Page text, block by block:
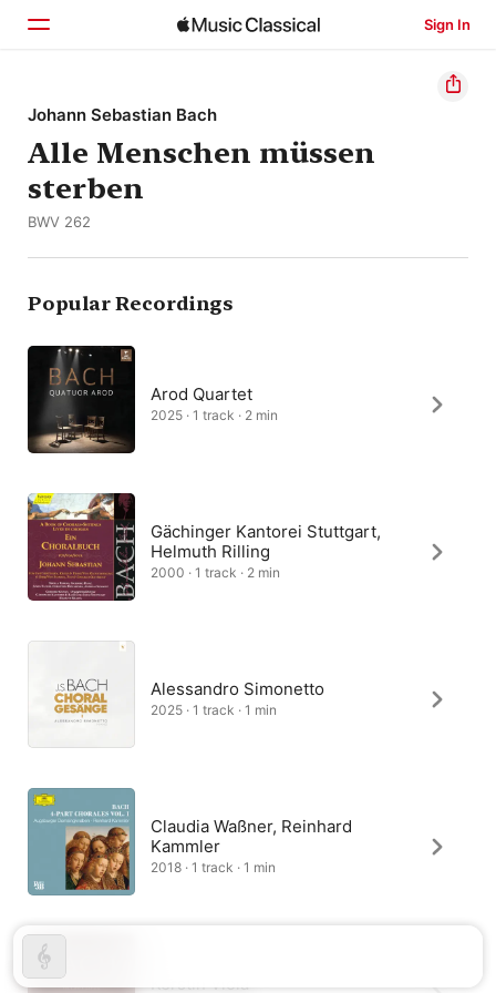
Sign In
Home
Browse
Search
Johann Sebastian Bach
Alle Menschen müssen
sterben
BWV 262
Popular Recordings
Arod Quartet
2025 · 1 track · 2 min
Gächinger Kantorei Stuttgart,
Helmuth Rilling
2000 · 1 track · 2 min
Alessandro Simonetto
2025 · 1 track · 1 min
Claudia Waßner, Reinhard
Kammler
2018 · 1 track · 1 min
Kerstin Viola